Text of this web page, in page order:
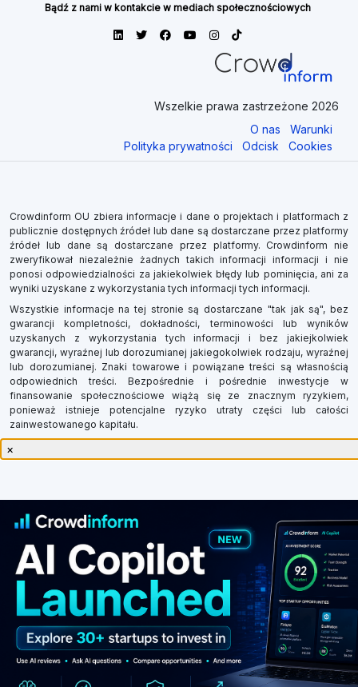
Bądź z nami w kontakcie w mediach społecznościowych
Wszelkie prawa zastrzeżone 2026
O nas
Warunki
Polityka prywatności
Odcisk Cookies
Crowdinform OU zbiera informacje i dane o projektach i platformach z
publicznie dostępnych źródeł lub dane są dostarczane przez platformy
źródeł lub dane są dostarczane przez platformy. Crowdinform nie
zweryfikował niezależnie żadnych takich informacji informacji i nie
ponosi odpowiedzialności za jakiekolwiek błędy lub pominięcia, ani za
wyniki uzyskane z wykorzystania tych informacji tych informacji.
Wszystkie informacje na tej stronie są dostarczane "tak jak są", bez
gwarancji kompletności, dokładności, terminowości lub wyników
uzyskanych z wykorzystania tych informacji i bez jakiejkolwiek
gwarancji, wyraźnej lub dorozumianej jakiegokolwiek rodzaju, wyraźnej
lub dorozumianej. Znaki towarowe i powiązane treści są własnością
odpowiednich treści. Bezpośrednie i pośrednie inwestycje w
finansowanie społecznościowe wiążą się ze znacznym ryzykiem,
ponieważ istnieje potencjalne ryzyko utraty części lub całości
zainwestowanego kapitału.
×